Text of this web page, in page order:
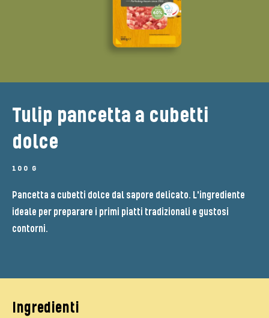
Tulip pancetta a cubetti
dolce
100 G
Pancetta a cubetti dolce dal sapore delicato. L'ingrediente
ideale per preparare i primi piatti tradizionali e gustosi
contorni.
Ingredienti